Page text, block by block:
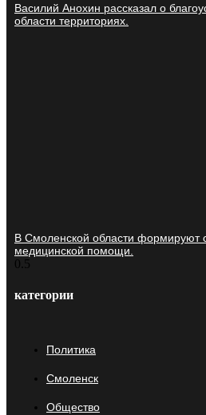
Василий Анохин рассказал о
области территориях.
В Смоленской области формируют
медицинской помощи.
категории
Политика
Смоленск
Общество